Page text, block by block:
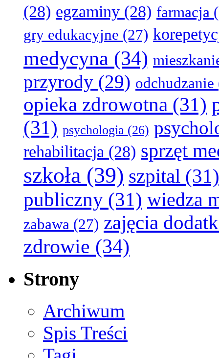
(28) egzaminy (28) farmacja
gry edukacyjne (27)
medycyna (34)
przyrody (29) odchudzanie
opieka zdrowotna (31)
(31) psychologia (26)
rehabilitacja (28) sprzęt
szkoła (39) szpital (31)
publiczny (31) wiedza
zabawa (27) zajęcia
zdrowie (34)
Strony
Archiwum
Spis Treści